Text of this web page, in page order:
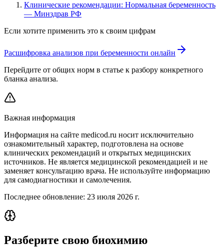
Клинические рекомендации: Нормальная беременность
— Минздрав РФ
Если хотите применить это к своим цифрам
Расшифровка анализов при беременности онлайн
Перейдите от общих норм в статье к разбору конкретного
бланка анализа.
Важная информация
Информация на сайте medicod.ru носит исключительно
ознакомительный характер, подготовлена на основе
клинических рекомендаций и открытых медицинских
источников. Не является медицинской рекомендацией и не
заменяет консультацию врача. Не используйте информацию
для самодиагностики и самолечения.
Последнее обновление: 23 июля 2026 г.
Разберите свою биохимию